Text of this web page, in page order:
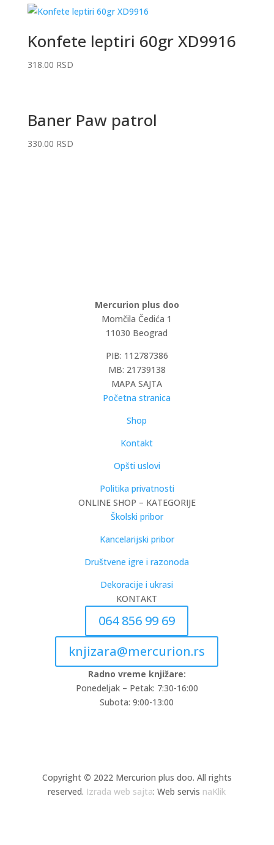
Konfete leptiri 60gr XD9916
318.00 RSD
Baner Paw patrol
330.00 RSD
Mercurion plus doo
Momčila Čedića 1
11030 Beograd
PIB: 112787386
MB: 21739138
MAPA SAJTA
Početna stranica
Shop
Kontakt
Opšti uslovi
Politika privatnosti
ONLINE SHOP – KATEGORIJE
Školski pribor
Kancelarijski pribor
Društvene igre i razonoda
Dekoracije i ukrasi
KONTAKT
064 856 99 69
knjizara@mercurion.rs
Radno vreme knjižare:
Ponedeljak – Petak: 7:30-16:00
Subota: 9:00-13:00
Copyright © 2022 Mercurion plus doo. All rights
reserved. Izrada web sajta: Web servis naKlik